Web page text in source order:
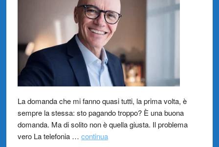
La domanda che mi fanno quasi tutti, la prima volta, è
sempre la stessa: sto pagando troppo? È una buona
domanda. Ma di solito non è quella giusta. Il problema
vero La telefonia … continua